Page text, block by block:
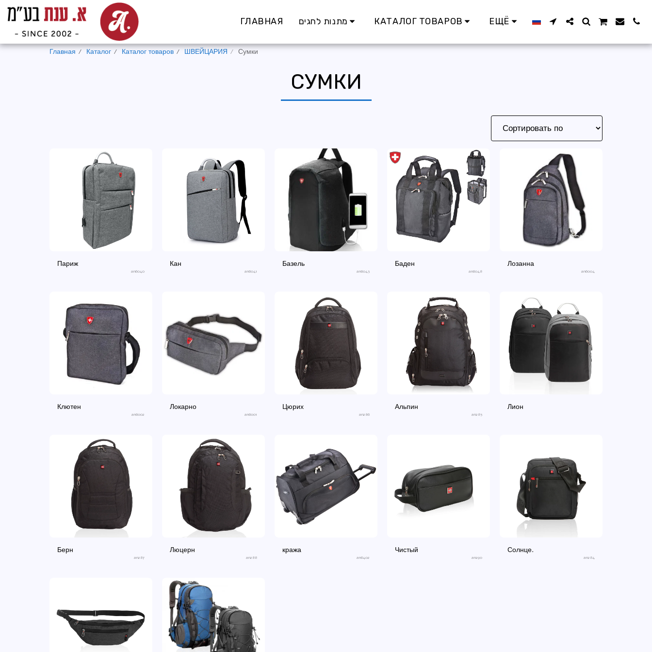
ГЛАВНАЯ מתנות לחגים КАТАЛОГ ТОВАРОВ ЕЩЁ
Главная Каталог Каталог товаров ШВЕЙЦАРИЯ Сумки
СУМКИ
Париж
an6040
Кан
an6041
Базель
an6043
Баден
an6048
Лозанна
an6004
Клютен
an6002
Локарно
an6001
Цюрих
an286
Альпин
an285
Лион
Берн
an287
Люцерн
an288
кража
an6402
Чистый
an290
Солнце.
an284